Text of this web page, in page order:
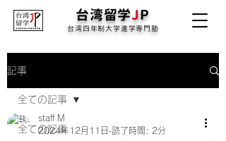
台湾留学JP
台湾四年制大学進学専門塾
記事
全ての記事
全ての記事
staff M
2024年12月11日 読了時間: 2分